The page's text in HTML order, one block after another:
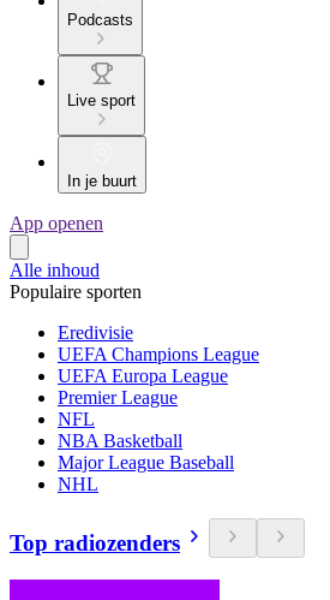
Podcasts
Live sport
In je buurt
App openen
Alle inhoud
Populaire sporten
Eredivisie
UEFA Champions League
UEFA Europa League
Premier League
NFL
NBA Basketball
Major League Baseball
NHL
Top radiozenders